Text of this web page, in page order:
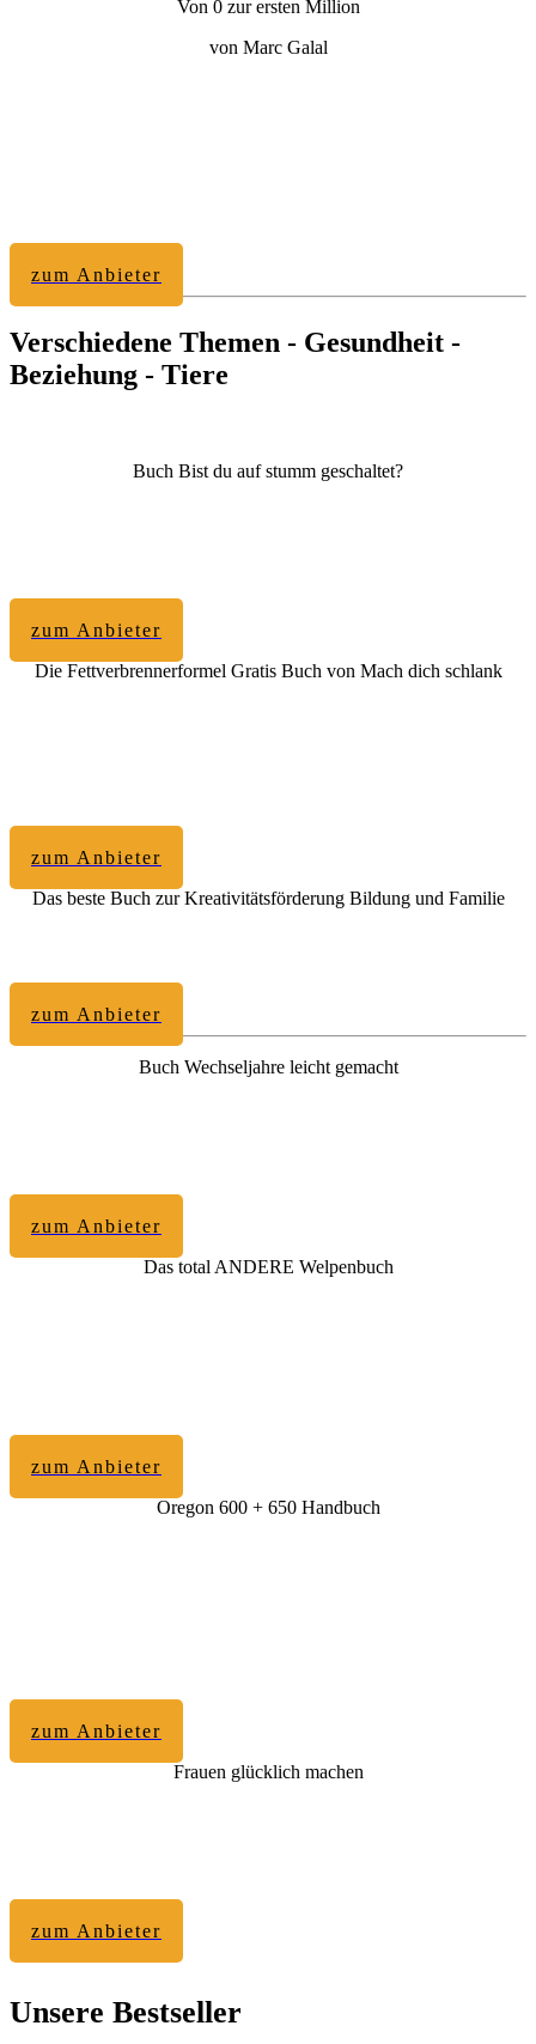
Von 0 zur ersten Million
von Marc Galal
zum Anbieter
Verschiedene Themen - Gesundheit -
Beziehung - Tiere
Buch Bist du auf stumm geschaltet?
zum Anbieter
Die Fettverbrennerformel Gratis Buch von Mach dich schlank
zum Anbieter
Das beste Buch zur Kreativitätsförderung Bildung und Familie
zum Anbieter
Buch Wechseljahre leicht gemacht
zum Anbieter
Das total ANDERE Welpenbuch
zum Anbieter
Oregon 600 + 650 Handbuch
zum Anbieter
Frauen glücklich machen
zum Anbieter
Unsere Bestseller